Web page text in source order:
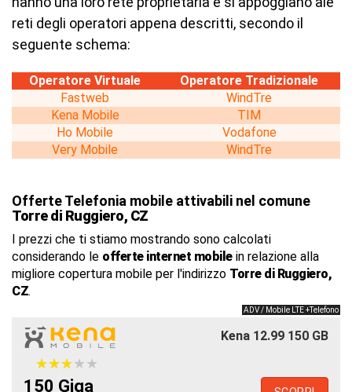
reti degli operatori appena descritti, secondo il
seguente schema:
Operatore Virtuale
Operatore Tradizionale
Fastweb
WindTre
Kena Mobile
TIM
Ho Mobile
Vodafone
Very Mobile
WindTre
Offerte Telefonia mobile attivabili nel comune
Torre di Ruggiero, CZ
I prezzi che ti stiamo mostrando sono calcolati
considerando le offerte internet mobilein relazione alla
migliore copertura mobile per l'indirizzo Torre di Ruggiero,
CZ.
ADV / Mobile LTE +Telefono
Kena 12.99 150 GB
★★★★★
★★★★★
150 Giga